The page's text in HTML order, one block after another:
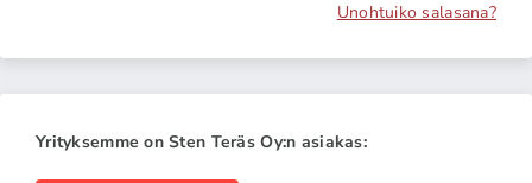
Unohtuiko salasana?
Yrityksemme on Sten Teräs Oy:n asiakas: